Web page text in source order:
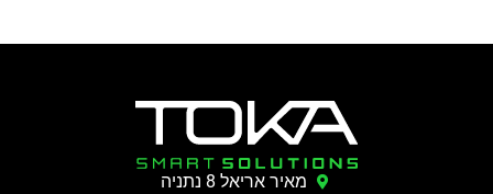
מאיר אריאל 8 נתניה